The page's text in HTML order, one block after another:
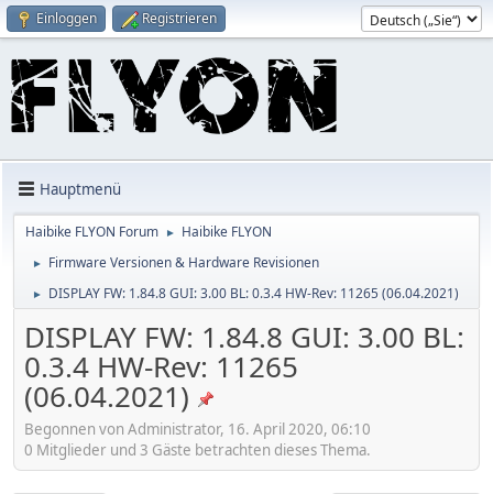
Einloggen Registrieren
Hauptmenü
Haibike FLYON Forum ► Haibike FLYON
► Firmware Versionen & Hardware Revisionen
► DISPLAY FW: 1.84.8 GUI: 3.00 BL: 0.3.4 HW-Rev: 11265 (06.04.2021)
DISPLAY FW: 1.84.8 GUI: 3.00 BL:
0.3.4 HW-Rev: 11265
(06.04.2021)
Begonnen von Administrator, 16. April 2020, 06:10
0 Mitglieder und 3 Gäste betrachten dieses Thema.